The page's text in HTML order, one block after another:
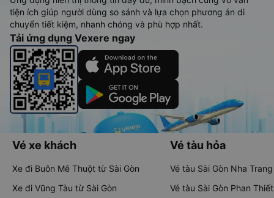
tiện ích giúp người dùng so sánh và lựa chọn phương án di
chuyển tiết kiệm, nhanh chóng và phù hợp nhất.
Tải ứng dụng Vexere ngay
Vé xe khách
Xe đi Buôn Mê Thuột từ Sài Gòn
Xe đi Vũng Tàu từ Sài Gòn
Vé tàu hỏa
Vé tàu Sài Gòn Nha Trang
Vé tàu Sài Gòn Phan Thiết